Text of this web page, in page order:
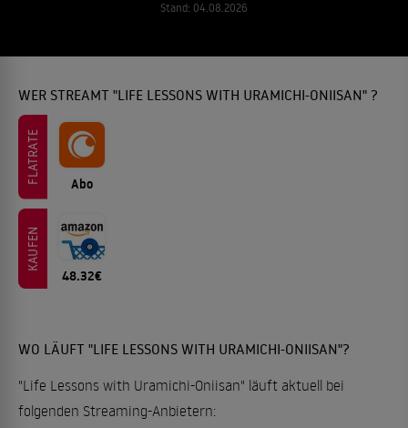
Stand: 04.08.2026
WER STREAMT "LIFE LESSONS WITH URAMICHI-ONIISAN" ?
FLATRATE Abo
KAUFEN
48.32€
WO LÄUFT "LIFE LESSONS WITH URAMICHI-ONIISAN"?
"Life Lessons with Uramichi-Oniisan" läuft aktuell bei
folgenden Streaming-Anbietern: